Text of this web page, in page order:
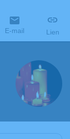
E-mail Lien